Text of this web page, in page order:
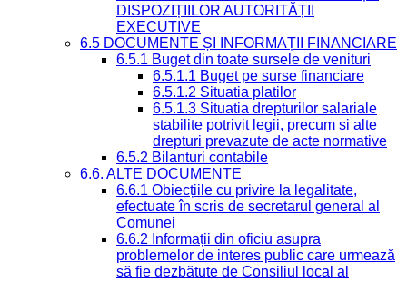
DISPOZIȚIILOR AUTORITĂȚII
EXECUTIVE
6.5 DOCUMENTE ȘI INFORMAȚII FINANCIARE
6.5.1 Buget din toate sursele de venituri
6.5.1.1 Buget pe surse financiare
6.5.1.2 Situatia platilor
6.5.1.3 Situatia drepturilor salariale
stabilite potrivit legii, precum si alte
drepturi prevazute de acte normative
6.5.2 Bilanturi contabile
6.6. ALTE DOCUMENTE
6.6.1 Obiecțiile cu privire la legalitate,
efectuate în scris de secretarul general al
Comunei
6.6.2 Informații din oficiu asupra
problemelor de interes public care urmează
să fie dezbătute de Consiliul local al